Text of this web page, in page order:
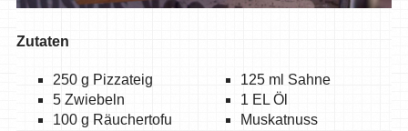
Zutaten
250 g Pizzateig
5 Zwiebeln
100 g Räuchertofu
125 ml Sahne
1 EL Öl
Muskatnuss